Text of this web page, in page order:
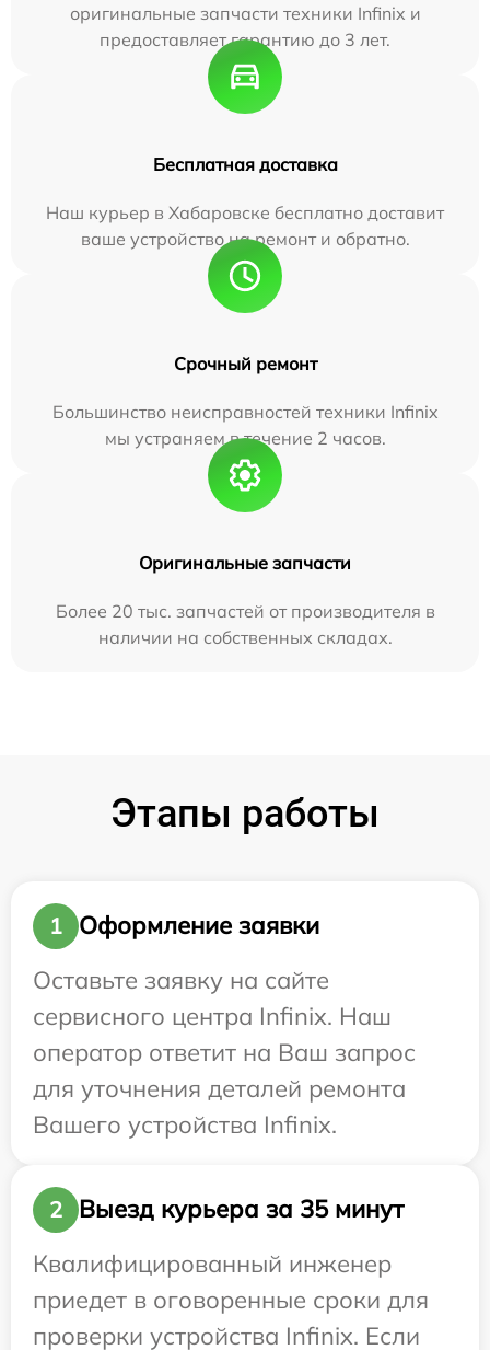
оригинальные запчасти техники Infinix и
предоставляет гарантию до 3 лет.
Бесплатная доставка
Наш курьер в Хабаровске бесплатно доставит
ваше устройство на ремонт и обратно.
Срочный ремонт
Большинство неисправностей техники Infinix
мы устраняем в течение 2 часов.
Оригинальные запчасти
Более 20 тыс. запчастей от производителя в
наличии на собственных складах.
Этапы работы
1
Оформление заявки
Оставьте заявку на сайте
сервисного центра Infinix. Наш
оператор ответит на Ваш запрос
для уточнения деталей ремонта
Вашего устройства Infinix.
2
Выезд курьера за 35 минут
Квалифицированный инженер
приедет в оговоренные сроки для
проверки устройства Infinix. Если